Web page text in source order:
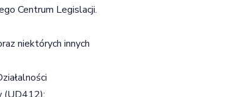
Centrum Legislacji.
niektórych innych